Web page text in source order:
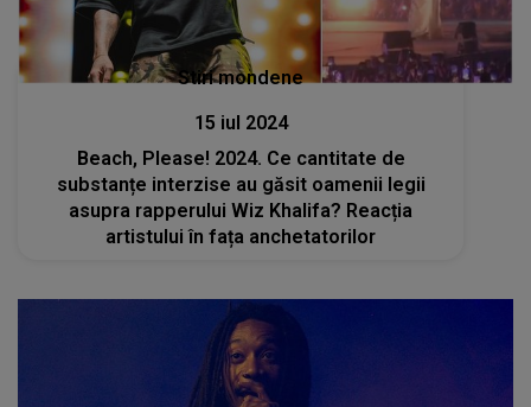
Stiri mondene
15 iul 2024
Beach, Please! 2024. Ce cantitate de
substanțe interzise au găsit oamenii legii
asupra rapperului Wiz Khalifa? Reacția
artistului în fața anchetatorilor